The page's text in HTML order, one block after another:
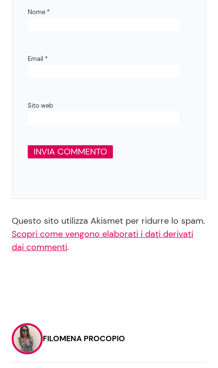
Nome *
Email *
Sito web
Questo sito utilizza Akismet per ridurre lo spam.
Scopri come vengono elaborati i dati derivati
dai commenti.
FILOMENA PROCOPIO